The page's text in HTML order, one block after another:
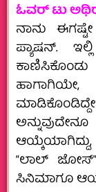
ಓವರ್‌ ಟು
ನಾನು
ಪ್ಯಾಷನ್.‌
“ಲಾಲ್‌
ಸಿನಿಮಾಗೂ